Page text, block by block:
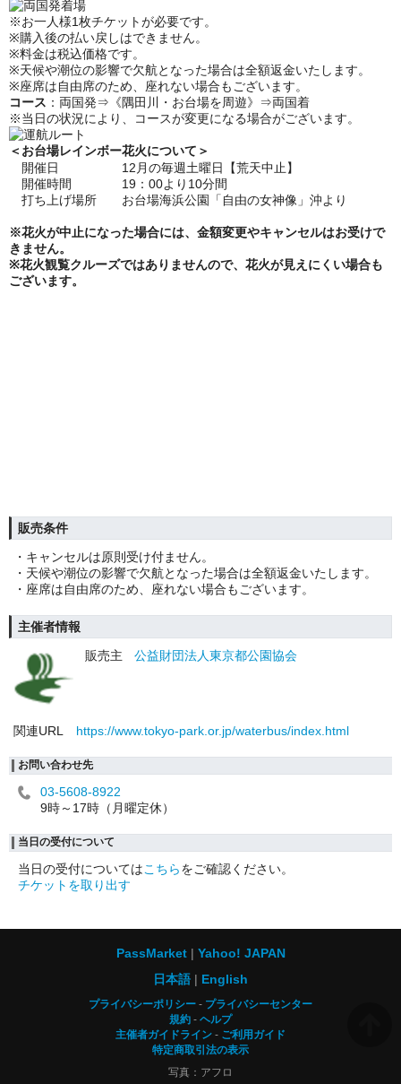
※お一人様1枚チケットが必要です。
※購入後の払い戻しはできません。
※料金は税込価格です。
※天候や潮位の影響で欠航となった場合は全額返金いたします。
※座席は自由席のため、座れない場合もございます。
コース ：両国発⇒《隅田川・お台場を周遊》⇒両国着
※当日の状況により、コースが変更になる場合がございます。
＜お台場レインボー花火について＞
開催日 12月の毎週土曜日【荒天中止】
開催時間 19：00より10分間
打ち上げ場所 お台場海浜公園「自由の女神像」沖より
※花火が中止になった場合には、 金額変更やキャンセルはお受けで
きません。
※花火観覧クルーズではありませんので、花火が見えにくい場合も
ございます。
販売条件
・キャンセルは原則受け付ません。
・天候や潮位の影響で欠航となった場合は全額返金いたします。
・座席は自由席のため、座れない場合もございます。
主催者情報
販売主
公益財団法人東京都公園協会
関連URL https://www.tokyo-park.or.jp/waterbus/index.html
お問い合わせ先
03-5608-8922
9時～17時（月曜定休）
当日の受付について
当日の受付についてはこちらをご確認ください。
チケットを取り出す
PassMarket
Yahoo! JAPAN
日本語
English
プライバシーポリシー
プライバシーセンター
規約
ヘルプ
主催者ガイドライン
ご利用ガイド
特定商取引法の表示
写真：アフロ